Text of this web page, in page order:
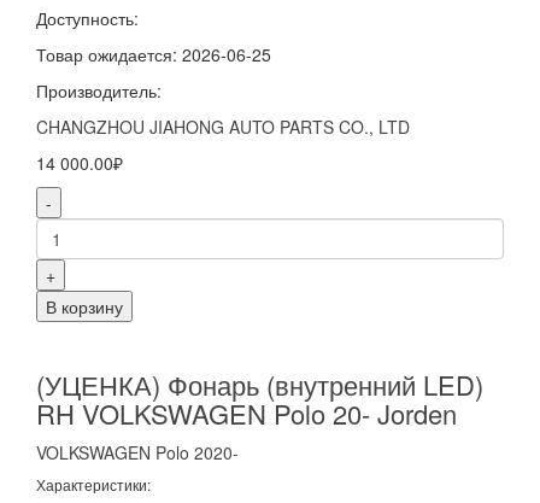
Доступность:
Товар ожидается: 2026-06-25
Производитель:
CHANGZHOU JIAHONG AUTO PARTS CO., LTD
14 000.00₽
-
+
В корзину
(УЦЕНКА) Фонарь (внутренний LED)
RH VOLKSWAGEN Polo 20- Jorden
VOLKSWAGEN Polo 2020-
Характеристики: